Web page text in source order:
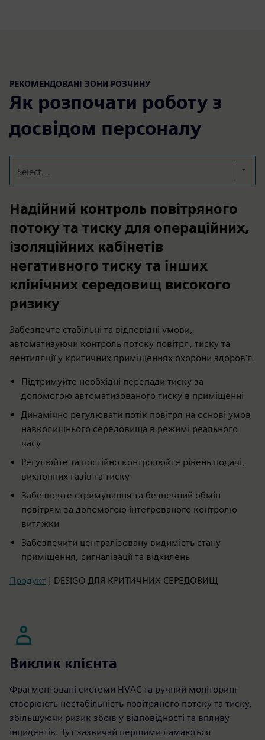
РЕКОМЕНДОВАНІ ЗОНИ РОЗЧИНУ
Як розпочати роботу з
досвідом персоналу
Select...
Надійний контроль повітряного
потоку та тиску для операційних,
ізоляційних кабінетів
негативного тиску та інших
клінічних середовищ високого
ризику
Забезпечте стабільні та відповідні умови,
автоматизуючи контроль потоку повітря, тиску та
вентиляції у критичних приміщеннях охорони здоров'я.
Підтримуйте необхідні перепади тиску за
допомогою автоматизованого тиску в приміщенні
Динамічно регулювати потік повітря на основі умов
навколишнього середовища в режимі реального
часу
Регулюйте та постійно контролюйте рівень подачі,
вихлопних газів та тиску
Забезпечте стримування та безпечний обмін
повітрям за допомогою інтегрованого контролю
витяжки
Забезпечити централізовану видимість стану
приміщення, сигналізації та відхилень
Продукт | DESIGO ДЛЯ КРИТИЧНИХ СЕРЕДОВИЩ
Виклик клієнта
Фрагментовані системи HVAC та ручний моніторинг
створюють нестабільність повітряного потоку та тиску,
збільшуючи ризик збоїв у відповідності та впливу
інцидентів. Тут зазвичай першими ламаються